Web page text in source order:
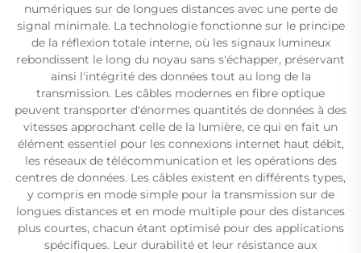
numériques sur de longues distances avec une perte de
signal minimale. La technologie fonctionne sur le principe
de la réflexion totale interne, où les signaux lumineux
rebondissent le long du noyau sans s'échapper, préservant
ainsi l'intégrité des données tout au long de la
transmission. Les câbles modernes en fibre optique
peuvent transporter d'énormes quantités de données à des
vitesses approchant celle de la lumière, ce qui en fait un
élément essentiel pour les connexions internet haut débit,
les réseaux de télécommunication et les opérations des
centres de données. Les câbles existent en différents types,
y compris en mode simple pour la transmission sur de
longues distances et en mode multiple pour des distances
plus courtes, chacun étant optimisé pour des applications
spécifiques. Leur durabilité et leur résistance aux